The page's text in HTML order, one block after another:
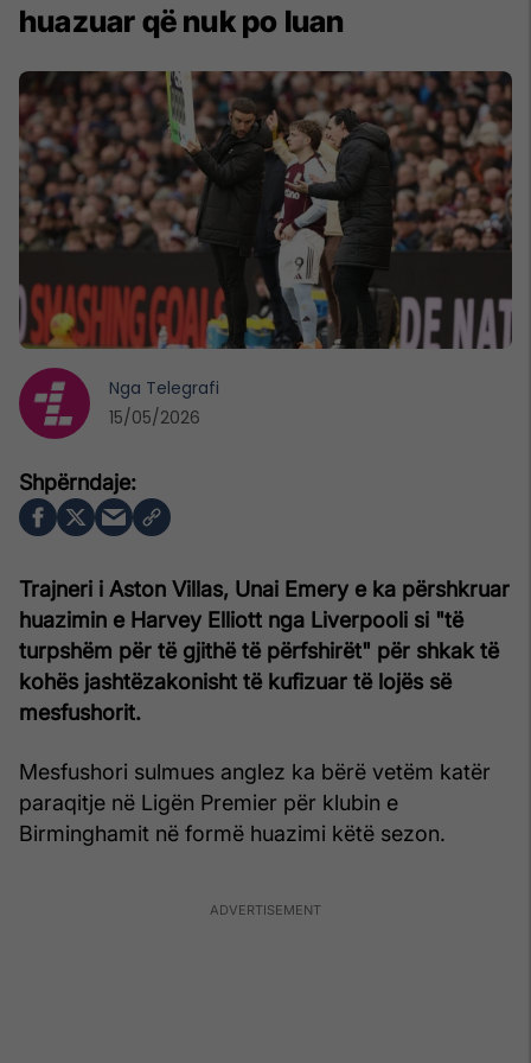
huazuar që nuk po luan
Trajneri i Aston Villas, Unai Emery e ka përshkruar
huazimin e Harvey Elliott nga Liverpooli si "të
turpshëm për të gjithë të përfshirët" për shkak të
kohës jashtëzakonisht të kufizuar të lojës së
mesfushorit.
Mesfushori sulmues anglez ka bërë vetëm katër
paraqitje në Ligën Premier për klubin e
Birminghamit në formë huazimi këtë sezon.
Nga Telegrafi
15/05/2026